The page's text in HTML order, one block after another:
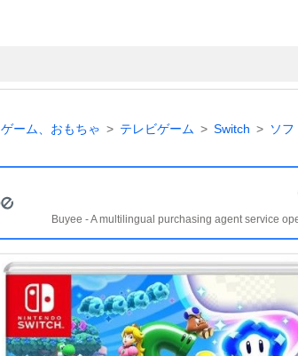
ゲーム、おもちゃ テレビゲーム Switch ソフ
Buyee - A multilingual purchasing agent service